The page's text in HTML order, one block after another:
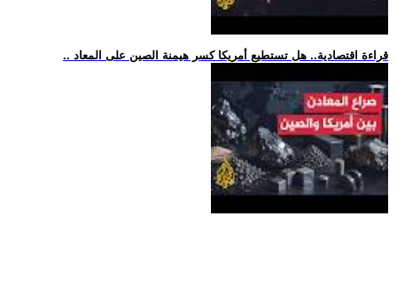
.. قراءة اقتصادية.. هل تستطيع أمريكا كسر هيمنة الصين على المعاد